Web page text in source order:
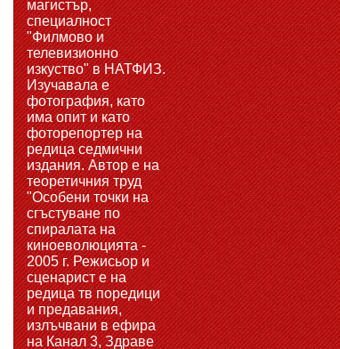
магистър,
специалност
"Филмово и
телевизионно
изкуство" в НАТФИЗ.
Изучавала е
фотография, като
има опит и като
фоторепортер на
редица седмични
издания. Автор е на
теоретичния труд
"Особени точки на
сгъстуване по
спиралата на
киноеволюцията -
2005 г. Режисьор и
сценарист е на
редица тв поредици
и предавания,
излъчвани в ефира
на Канал 3, Здраве